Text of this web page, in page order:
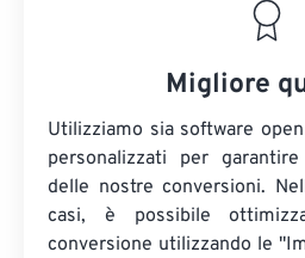
Migliore
Utilizziamo sia software
personalizzati per
delle nostre conversioni.
casi, è possibile
conversione utilizzando le